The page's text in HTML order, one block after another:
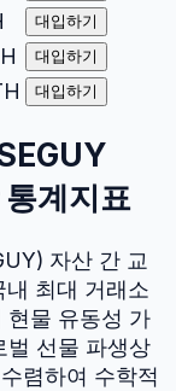
대입하기
대입하기
대입하기
계지표
) 자산 간 교
최대 거래소
물 유동성 가
벌 선물 파생상
렴하여 수학적